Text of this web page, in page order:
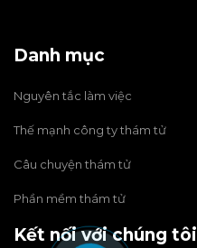
Danh mục
Nguyên tắc làm việc
Thế mạnh công ty thám tử
Câu chuyện thám tử
Phần mềm thám tử
Kết nối với chúng tôi